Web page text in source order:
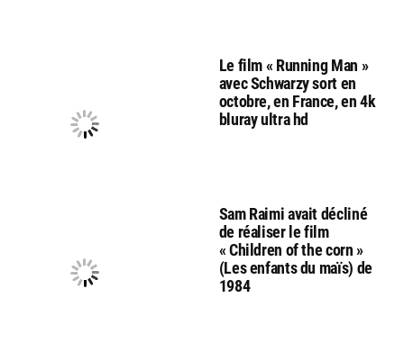
Le film « Running Man »
avec Schwarzy sort en
octobre, en France, en 4k
bluray ultra hd
Sam Raimi avait décliné
de réaliser le film
« Children of the corn »
(Les enfants du maïs) de
1984